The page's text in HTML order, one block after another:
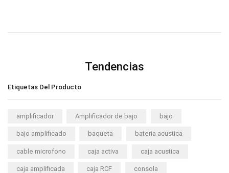
Tendencias
Etiquetas Del Producto
amplificador Amplificador de bajo bajo
bajo amplificado baqueta bateria acustica
cable microfono caja activa caja acustica
caja amplificada caja RCF consola